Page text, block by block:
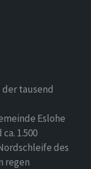
der tausend
Eslohe
1.500
des
regen